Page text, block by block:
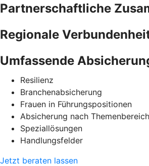
Partnerschaftliche
Regionale
Umfassende
Resilienz
Branchenabsicherung
Frauen in Führungspositionen
Absicherung nach
Speziallösungen
Handlungsfelder
Jetzt beraten lassen